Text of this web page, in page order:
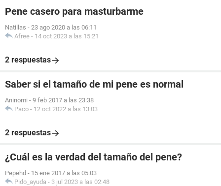
Pene casero para masturbarme
Natillas - 23 ago 2020 a las 06:11
Afree - 14 oct 2023 a las 15:21
2 respuestas
Saber si el tamaño de mi pene es normal
Aninomi - 9 feb 2017 a las 23:38
Paco - 12 oct 2022 a las 13:03
2 respuestas
¿Cuál es la verdad del tamaño del pene?
Pepehd - 15 ene 2017 a las 05:03
Pido_ayuda - 3 jul 2023 a las 02:48